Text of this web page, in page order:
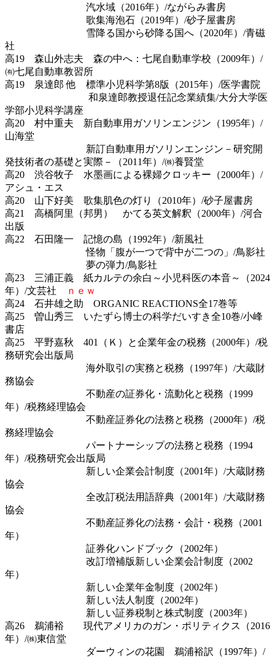
汽水域（2016年）/ながらみ書房
歌集海泡石（2019年）/砂子屋書房
雪降る国から砂降る国へ（2020年）/青磁
社
高19 森山外志夫 森の中へ：七尾自動車学校（2009年）/
㈲七尾自動車教習所
高19 泉達郎 他 標準小児科学第8版（2015年）/医学書院
和泉達郎教授退任記念業績集/大分大学医
学部小児科学講座
高20 村中重夫 新自動車用ガソリンエンジン（1995年）/
山海堂
新訂自動車用ガソリンエンジン－研究開
発技術者の基礎と実際－（2011年）/㈱養賢堂
高20 渋谷牧子 水墨画による裸婦クロッキー（2000年）/
アシュ・エス
高20 山下好美 歌集肌色の灯り（2010年）/砂子屋書房
高21 高橋阿里（邦男） かてる英文解釈（2000年）/河合
出版
高22 石田隆一 記憶の島（1992年）/新風社
怪物「腹が一つで背中が二つの」/鳥影社
夢の弾力/鳥影社
高23 三浦正義 紙カルテの余白～小児科医の本音～（2024
年）/文芸社
ｎｅｗ
高24 石井雄之助 ORGANIC REACTIONS全17巻等
高25 曽山秀三 いたずら博士の科学だいすき全10巻/小峰
書店
高25 平野嘉秋 401（Ｋ）と企業年金の税務（2000年）/税
務研究会出版局
海外取引の実務と税務（1997年）/大蔵財
務協会
不動産の証券化・流動化と税務（1999
年）/税務経理協会
不動産証券化の法務と税務（2000年）/税
務経理協会
パートナーシップの法務と税務（1994
年）/税務研究会出版局
新しい企業会計制度（2001年）/大蔵財務
協会
全改訂税法用語辞典（2001年）/大蔵財務
協会
不動産証券化の法務・会計・税務（2001
年）
証券化ハンドブック（2002年）
改訂増補版新しい企業会計制度（2002
年）
新しい企業年金制度（2002年）
新しい法人制度（2002年）
新しい証券税制と株式制度（2003年）
高26 鵜浦裕 現代アメリカのガン・ポリティクス（2016
年）/㈱東信堂
ダーウィンの花園 鵜浦裕訳（1997年）/